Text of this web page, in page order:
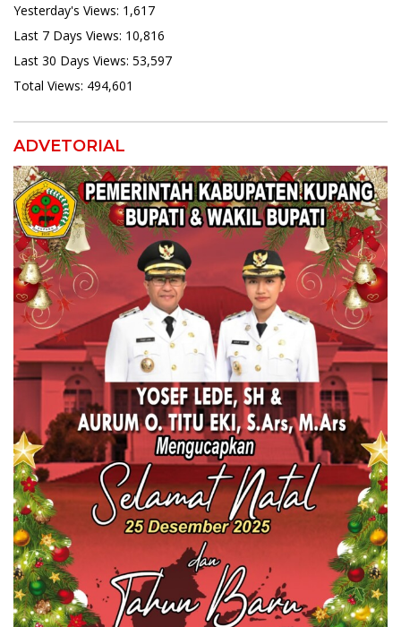
Yesterday's Views: 1,617
Last 7 Days Views: 10,816
Last 30 Days Views: 53,597
Total Views: 494,601
ADVETORIAL